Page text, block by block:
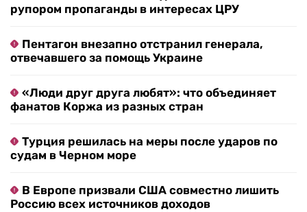
рупором пропаганды в интересах ЦРУ
Пентагон внезапно отстранил генерала,
отвечавшего за помощь Украине
«Люди друг друга любят»: что объединяет
фанатов Коржа из разных стран
Турция решилась на меры после ударов по
судам в Черном море
В Европе призвали США совместно лишить
Россию всех источников доходов